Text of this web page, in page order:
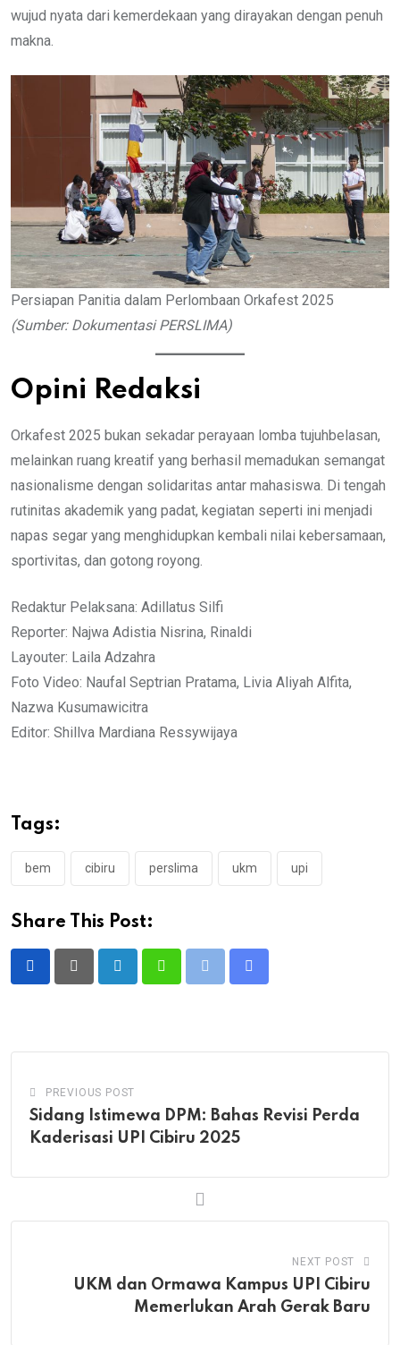
wujud nyata dari kemerdekaan yang dirayakan dengan penuh
makna.
Persiapan Panitia dalam Perlombaan Orkafest 2025
(Sumber: Dokumentasi PERSLIMA)
Opini Redaksi
Orkafest 2025 bukan sekadar perayaan lomba tujuhbelasan,
melainkan ruang kreatif yang berhasil memadukan semangat
nasionalisme dengan solidaritas antar mahasiswa. Di tengah
rutinitas akademik yang padat, kegiatan seperti ini menjadi
napas segar yang menghidupkan kembali nilai kebersamaan,
sportivitas, dan gotong royong.
Redaktur Pelaksana: Adillatus Silfi
Reporter: Najwa Adistia Nisrina, Rinaldi
Layouter: Laila Adzahra
Foto Video: Naufal Septrian Pratama, Livia Aliyah Alfita,
Nazwa Kusumawicitra
Editor: Shillva Mardiana Ressywijaya
Tags:
bem cibiru perslima ukm upi
Share This Post:
PREVIOUS POST
Sidang Istimewa DPM: Bahas Revisi Perda
Kaderisasi UPI Cibiru 2025
NEXT POST
UKM dan Ormawa Kampus UPI Cibiru
Memerlukan Arah Gerak Baru